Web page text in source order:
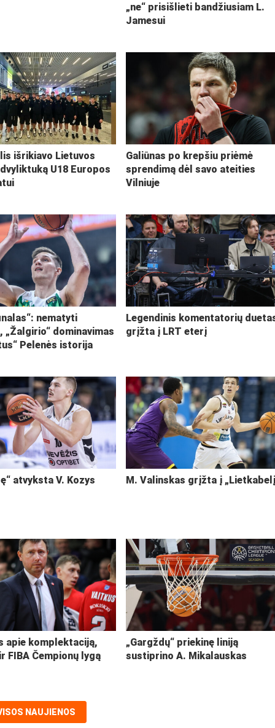
„ne“ prisišlieti bandžiusiam L.
Jamesui
išrikiavo Lietuvos
U18 Europos
Galiūnas po krepšiu priėmė
sprendimą dėl savo ateities
Vilniuje
nematyti
„Žalgirio“ dominavimas
Pelenės istorija
Legendinis komentatorių
grįžta į LRT eterį
atvyksta V. Kozys M. Valinskas grįžta į
apie komplektaciją,
FIBA Čempionų lygą
„Gargždų“ priekinę liniją
sustiprino A. Mikalauskas
NAUJIENOS